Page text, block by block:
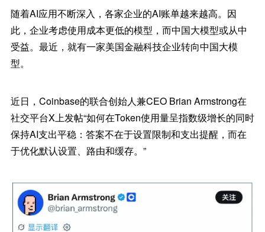
随着AI应用不断深入，各家企业的AI账单越来越高。因
此，企业考虑使用成本更低的模型，而中国大模型或从中
受益。最近，就有一家美国金融科技企业转向中国大模
型。
近日，Coinbase的联合创始人兼CEO Brian Armstrong在
社交平台X上发帖“如何在Token使用量呈指数级增长的同时
保持AI支出平稳：答案不在于设置限制和支出提醒，而在
于优化默认设置、路由和缓存。”